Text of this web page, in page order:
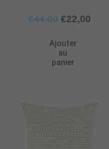
€44,00 €22,00
Ajouter
au
panier